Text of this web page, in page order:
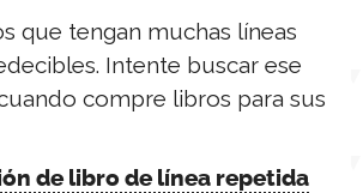
que tengan muchas líneas
Intente buscar ese
compre libros para sus
de libro de línea repetida